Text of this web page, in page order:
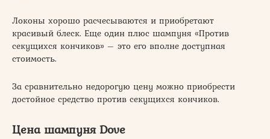
Локоны хорошо расчесываются и приобретают
красивый блеск. Еще один плюс шампуня «Против
секущихся кончиков» – это его вполне доступная
стоимость.
За сравнительно недорогую цену можно приобрести
достойное средство против секущихся кончиков.
Цена шампуня Dove